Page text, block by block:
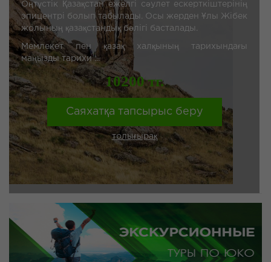
Оңтүстік Қазақстан ежелгі сәулет ескерткіштерінің
эпицентрі болып табылады. Осы жерден Ұлы Жібек
жолының қазақстандық бөлігі басталады.
Мемлекет пен қазақ халқының тарихындағы
маңызды тарихи ...
10200 тг.
Саяхатқа тапсырыс беру
толығырақ